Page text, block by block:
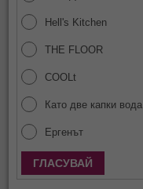
Hell's Kitchen
THE FLOOR
COOLt
Като две капки вода
Ергенът